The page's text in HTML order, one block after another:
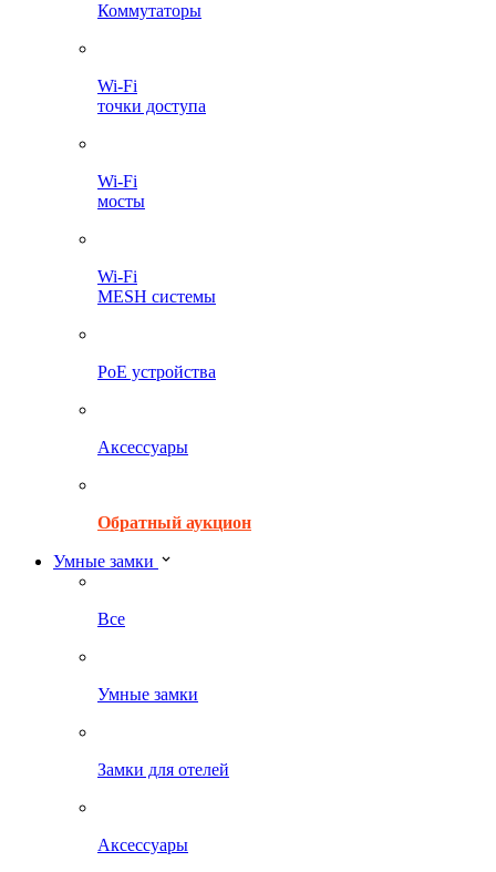
Коммутаторы
Wi-Fi
точки доступа
Wi-Fi
мосты
Wi-Fi
MESH системы
PoE устройства
Аксессуары
Обратный аукцион
Умные замки
Все
Умные замки
Замки для отелей
Аксессуары